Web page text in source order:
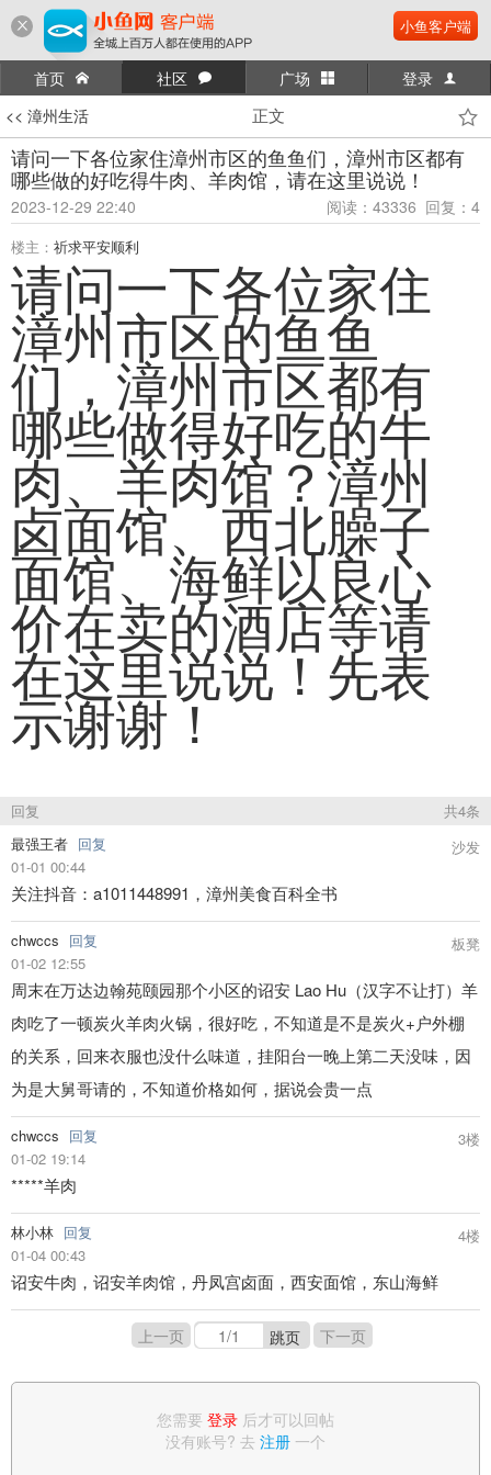
小鱼客户端
首页 社区 广场
登录
<< 漳州生活
正文
请问一下各位家住漳州市区的鱼鱼们，漳州市区都有
哪些做的好吃得牛肉、羊肉馆，请在这里说说！
2023-12-29 22:40 阅读：43336 回复：4
楼主： 祈求平安顺利
请问一下各位家住
漳州市区的鱼鱼
们，漳州市区都有
哪些做得好吃的牛
肉、羊肉馆？漳州
卤面馆、西北臊子
面馆、海鲜以良心
价在卖的酒店等请
在这里说说！先表
示谢谢！
回复
共4条
最强王者 回复
01-01 00:44
沙发
关注抖音：a1011448991，漳州美食百科全书
chwccs 回复
01-02 12:55
板凳
周末在万达边翰苑颐园那个小区的诏安 Lao Hu（汉字不让打）羊
肉吃了一顿炭火羊肉火锅，很好吃，不知道是不是炭火+户外棚
的关系，回来衣服也没什么味道，挂阳台一晚上第二天没味，因
为是大舅哥请的，不知道价格如何，据说会贵一点
chwccs 回复
01-02 19:14
3楼
*****羊肉
林小林 回复
01-04 00:43
4楼
诏安牛肉，诏安羊肉馆，丹凤宫卤面，西安面馆，东山海鲜
上一页 跳页 下一页
您需要 登录 后才可以回帖
没有账号? 去 注册 一个